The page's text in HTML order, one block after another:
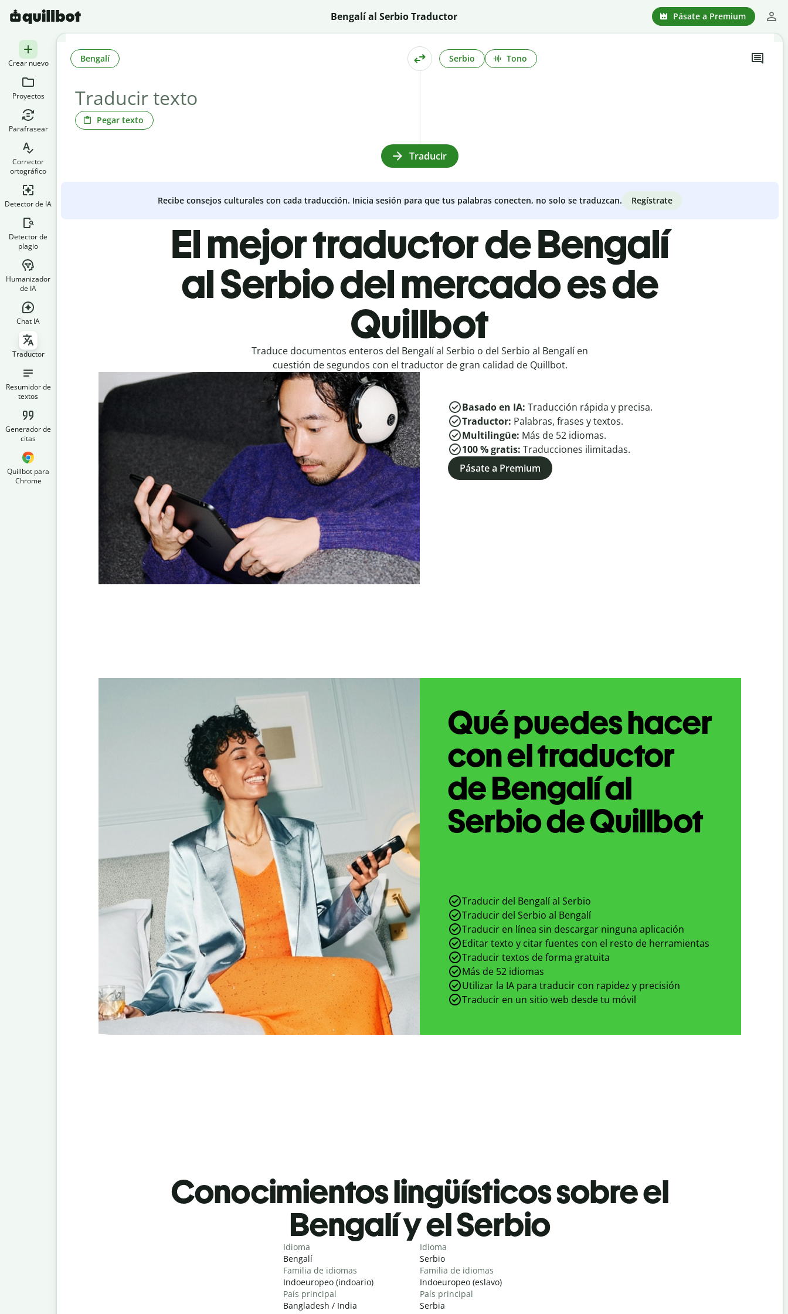
Bengalí al Serbio Traductor Pásate a Premium
Crear nuevo
Proyectos
Parafrasear
Corrector
ortográfico
Detector de IA
Detector de
plagio
Humanizador
de IA
Chat IA
Traductor
Resumidor de
textos
Generador de
citas
Quillbot para
Chrome
Pegar texto
Bengalí Serbio Tono
Traducir
Recibe consejos culturales con cada traducción. Inicia sesión para que tus palabras conecten, no solo se traduzcan. Regístrate
El mejor traductor de Bengalí
al Serbio del mercado es de
Quillbot
Traduce documentos enteros del Bengalí al Serbio o del Serbio al Bengalí en
cuestión de segundos con el traductor de gran calidad de Quillbot.
Basado en IA: Traducción rápida y precisa.
Traductor: Palabras, frases y textos.
Multilingüe: Más de 52 idiomas.
100 % gratis: Traducciones ilimitadas.
Pásate a Premium
Qué puedes hacer
con el traductor
de Bengalí al
Serbio de Quillbot
Traducir del Bengalí al Serbio
Traducir del Serbio al Bengalí
Traducir en línea sin descargar ninguna aplicación
Editar texto y citar fuentes con el resto de herramientas
Traducir textos de forma gratuita
Más de 52 idiomas
Utilizar la IA para traducir con rapidez y precisión
Traducir en un sitio web desde tu móvil
Conocimientos lingüísticos sobre el
Bengalí y el Serbio
Idioma
Bengalí
Familia de idiomas
Indoeuropeo (indoario)
País principal
Bangladesh / India
Idioma
Serbio
Familia de idiomas
Indoeuropeo (eslavo)
País principal
Serbia